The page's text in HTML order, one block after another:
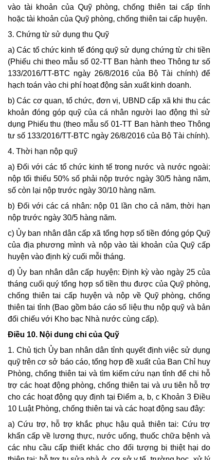
vào tài khoản của Quỹ phòng, chống thiên tai cấp tỉnh
hoặc tài khoản của Quỹ phòng, chống thiên tai cấp huyện.
3. Chứng từ sử dụng thu Quỹ
a) Các tổ chức kinh tế đóng quỹ sử dụng chứng từ chi tiền
(Phiếu chi theo mẫu số 02-TT Ban hành theo Thông tư số
133/2016/TT-BTC ngày 26/8/2016 của Bộ Tài chính) để
hạch toán vào chi phí hoạt động sản xuất kinh doanh.
b) Các cơ quan, tổ chức, đơn vị, UBND cấp xã khi thu các
khoản đóng góp quỹ của cá nhân người lao động thì sử
dụng Phiếu thu (theo mẫu số 01-TT Ban hành theo Thông
tư số 133/2016/TT-BTC ngày 26/8/2016 của Bộ Tài chính).
4. Thời hạn nộp quỹ
a) Đối với các tổ chức kinh tế trong nước và nước ngoài:
nộp tối thiểu 50% số phải nộp trước ngày 30/5 hàng năm,
số còn lại nộp trước ngày 30/10 hàng năm.
b) Đối với các cá nhân: nộp 01 lần cho cả năm, thời hạn
nộp trước ngày 30/5 hàng năm.
c) Ủy ban nhân dân cấp xã tổng hợp số tiền đóng góp Quỹ
của địa phương mình và nộp vào tài khoản của Quỹ cấp
huyện vào định kỳ cuối mỗi tháng.
d) Ủy ban nhân dân cấp huyện: Định kỳ vào ngày 25 của
tháng cuối quý tổng hợp số tiền thu được của Quỹ phòng,
chống thiên tai cấp huyện và nộp về Quỹ phòng, chống
thiên tai tỉnh (Bao gồm báo cáo số liệu thu nộp quỹ và bản
đối chiếu với Kho bạc Nhà nước cùng cấp).
Điều 10. Nội dung chi của Quỹ
1. Chủ tịch Ủy ban nhân dân tỉnh quyết định việc sử dụng
quỹ trên cơ sở báo cáo, tổng hợp đề xuất của Ban Chỉ huy
Phòng, chống thiên tai và tìm kiếm cứu nạn tỉnh để chi hỗ
trợ các hoạt động phòng, chống thiên tai và ưu tiên hỗ trợ
cho các hoạt động quy định tại Điểm a, b, c Khoản 3 Điều
10 Luật Phòng, chống thiên tai và các hoạt động sau đây:
a) Cứu trợ, hỗ trợ khắc phục hậu quả thiên tai: Cứu trợ
khẩn cấp về lương thực, nước uống, thuốc chữa bệnh và
các nhu cầu cấp thiết khác cho đối tượng bị thiệt hại do